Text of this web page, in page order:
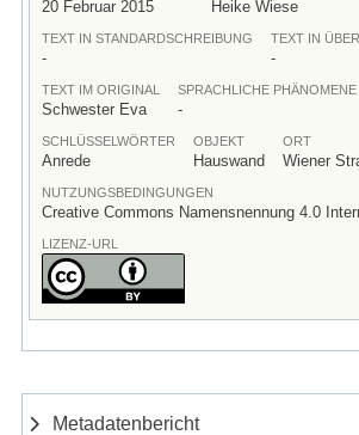
20 Februar 2015 Heike Wiese
TEXT IN STANDARDSCHREIBUNG
-
TEXT IN
-
TEXT IM ORIGINAL
Schwester Eva
SPRACHLICHE PHÄNOMENE
-
SCHLÜSSELWÖRTER
Anrede
OBJEKT
Hauswand
ORT
Wiener
NUTZUNGSBEDINGUNGEN
Creative Commons Namensnennung 4.0
LIZENZ-URL
Metadatenbericht